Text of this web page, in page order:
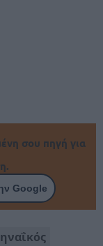
σου πηγή για
Google